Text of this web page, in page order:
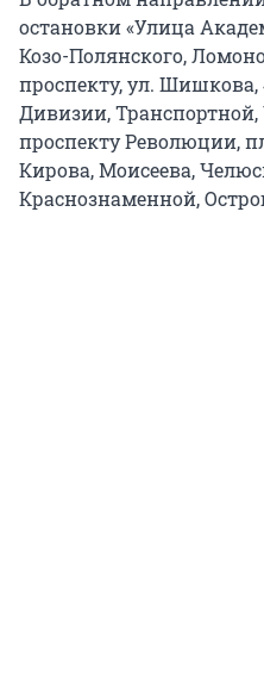
остановки «Улица
Козо-Полянского,
проспекту, ул. Шишкова,
Дивизии,
проспекту Революции,
Кирова, Моисеева,
Краснознаменной,